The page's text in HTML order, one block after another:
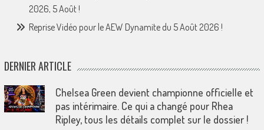
2026, 5 Août !
Reprise Vidéo pour le AEW Dynamite du 5 Août 2026 !
DERNIER ARTICLE
Chelsea Green devient championne officielle et
pas intérimaire. Ce qui a changé pour Rhea
Ripley, tous les détails complet sur le dossier !